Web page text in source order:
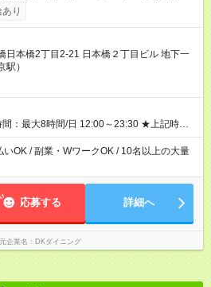
研修時給なし ■食
円支給(※
り
日本橋2丁目2-21 日本橋２丁目ビル 地下一
駅）
間：最大8時間/日 12:00～23:30 ★上記時間
1日～OK◎ ※勤務時間の変動の可能性あり
歳以上(法令による) ■自由シフト制
いOK / 副業・WワークOK / 10名以上の大量
応募する 詳細へ
企業名 DKダイニング